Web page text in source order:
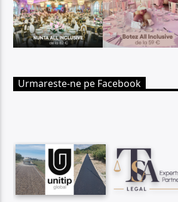
Urmareste-ne pe Facebook